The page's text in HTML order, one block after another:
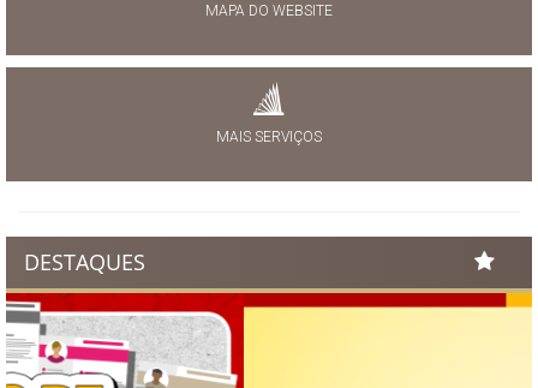
MAPA DO WEBSITE
MAIS SERVIÇOS
DESTAQUES